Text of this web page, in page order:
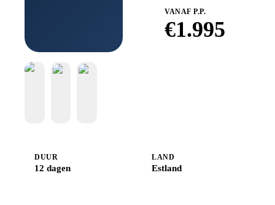
VANAF P.P.
€1.995
DUUR
12 dagen
LAND
Estland